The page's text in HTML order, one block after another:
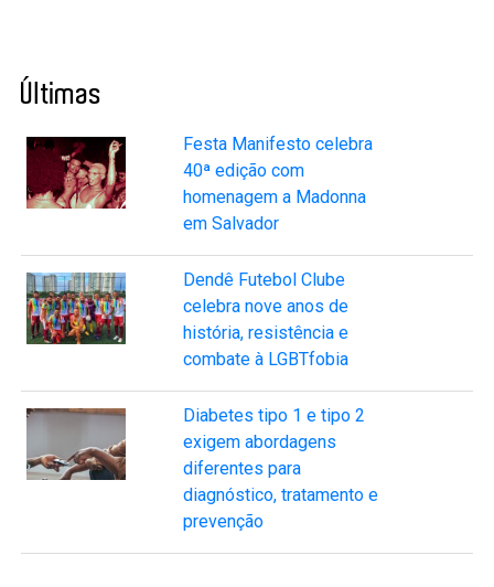
Últimas
Festa Manifesto celebra
40ª edição com
homenagem a Madonna
em Salvador
Dendê Futebol Clube
celebra nove anos de
história, resistência e
combate à LGBTfobia
Diabetes tipo 1 e tipo 2
exigem abordagens
diferentes para
diagnóstico, tratamento e
prevenção